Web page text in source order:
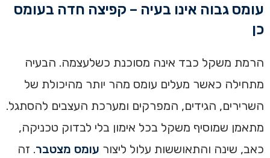
עומס גבוה אינו בעיה – קפיצה חדה בעומס
כן
הרמת משקל כבד אינה מסוכנת כשלעצמה. הבעיה
מתחילה כאשר מעלים עומס מהר יותר מהיכולת של
השרירים, הגידים, המפרקים ומערכת העצבים להסתגל.
מתאמן שמוסיף משקל בכל אימון בלי לבדוק טכניקה,
כאב, שינה והתאוששות עלול ליצור עומס מצטבר. זה